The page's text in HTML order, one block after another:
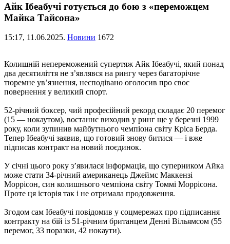
Айк Ібеабучі готується до бою з «переможцем
Майка Тайсона»
15:17, 11.06.2025. Новини 1672
Колишній непереможений супертяж Айк Ібеабучі, який понад
два десятиліття не з’являвся на рингу через багаторічне
тюремне ув’язнення, несподівано оголосив про своє
повернення у великий спорт.
52-річний боксер, чий професійний рекорд складає 20 перемог
(15 — нокаутом), востаннє виходив у ринг ще у березні 1999
року, коли зупинив майбутнього чемпіона світу Кріса Берда.
Тепер Ібеабучі заявив, що готовий знову битися — і вже
підписав контракт на новий поєдинок.
У січні цього року з’явилася інформація, що суперником Айка
може стати 34-річний американець Джеймс Маккензі
Моррісон, син колишнього чемпіона світу Томмі Моррісона.
Проте ця історія так і не отримала продовження.
Згодом сам Ібеабучі повідомив у соцмережах про підписання
контракту на бій із 51-річним британцем Денні Вільямсом (55
перемог, 33 поразки, 42 нокаути).